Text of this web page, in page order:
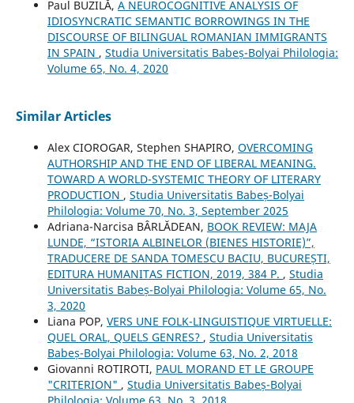
Paul BUZILĂ, A NEUROCOGNITIVE ANALYSIS OF
IDIOSYNCRATIC SEMANTIC BORROWINGS IN THE
DISCOURSE OF BILINGUAL ROMANIAN IMMIGRANTS
IN SPAIN , Studia Universitatis Babeș-Bolyai Philologia:
Volume 65, No. 4, 2020
Similar Articles
Alex CIOROGAR, Stephen SHAPIRO, OVERCOMING
AUTHORSHIP AND THE END OF LIBERAL MEANING.
TOWARD A WORLD-SYSTEMIC THEORY OF LITERARY
PRODUCTION , Studia Universitatis Babeș-Bolyai
Philologia: Volume 70, No. 3, September 2025
Adriana-Narcisa BÂRLĂDEAN, BOOK REVIEW: MAJA
LUNDE, “ISTORIA ALBINELOR (BIENES HISTORIE)”,
TRADUCERE DE SANDA TOMESCU BACIU, BUCUREȘTI,
EDITURA HUMANITAS FICTION, 2019, 384 P. , Studia
Universitatis Babeș-Bolyai Philologia: Volume 65, No.
3, 2020
Liana POP, VERS UNE FOLK-LINGUISTIQUE VIRTUELLE:
QUEL ORAL, QUELS GENRES? , Studia Universitatis
Babeș-Bolyai Philologia: Volume 63, No. 2, 2018
Giovanni ROTIROTI, PAUL MORAND ET LE GROUPE
"CRITERION" , Studia Universitatis Babeș-Bolyai